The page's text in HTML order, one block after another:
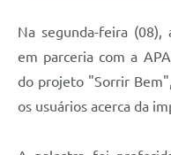
Na segunda-feira (08),
em parceria com a
do projeto "Sorrir
os usuários acerca da